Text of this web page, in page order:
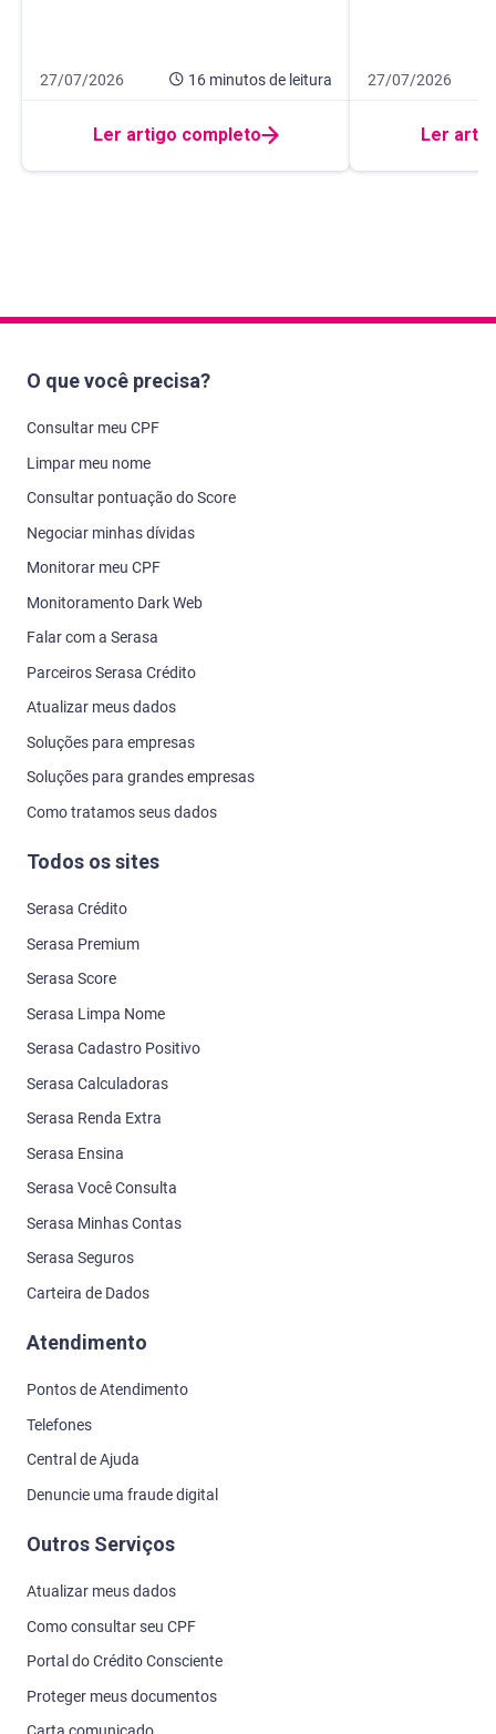
Data de publicação 27 de julho de 2026
27/07/2026 16 minutosde leitura
16 minutos de leitura
Ler artigo completo
Data de
27/07/2026
10 minutos de
Ler
O que você precisa?
Consultar meu CPF
Limpar meu nome
Consultar pontuação do Score
Negociar minhas dívidas
Monitorar meu CPF
Monitoramento Dark Web
Falar com a Serasa
Parceiros Serasa Crédito
Atualizar meus dados
Soluções para empresas
Soluções para grandes empresas
Como tratamos seus dados
Todos os sites
Serasa Crédito
Serasa Premium
Serasa Score
Serasa Limpa Nome
Serasa Cadastro Positivo
Serasa Calculadoras
Serasa Renda Extra
Serasa Ensina
Serasa Você Consulta
Serasa Minhas Contas
Serasa Seguros
Carteira de Dados
Atendimento
Pontos de Atendimento
Telefones
Central de Ajuda
Denuncie uma fraude digital
Outros Serviços
Atualizar meus dados
Como consultar seu CPF
Portal do Crédito Consciente
Proteger meus documentos